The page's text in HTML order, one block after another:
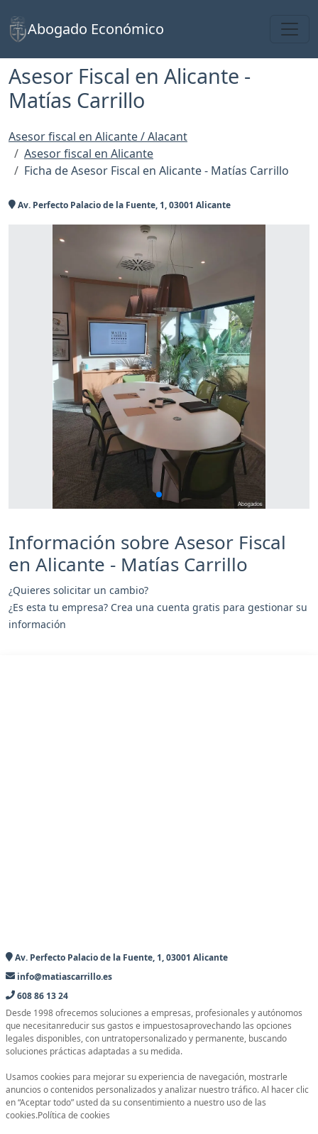
Abogado Económico
Asesor Fiscal en Alicante -
Matías Carrillo
Asesor fiscal en Alicante / Alacant
Asesor fiscal en Alicante
Ficha de Asesor Fiscal en Alicante - Matías Carrillo
Av. Perfecto Palacio de la Fuente, 1, 03001 Alicante
Información sobre Asesor Fiscal
en Alicante - Matías Carrillo
¿Quieres solicitar un cambio?
¿Es esta tu empresa? Crea una cuenta gratis para gestionar su
información
Av. Perfecto Palacio de la Fuente, 1, 03001 Alicante
info@matiascarrillo.es
608 86 13 24
Desde 1998 ofrecemos soluciones a empresas, profesionales y autónomos
que necesitanreducir sus gastos e impuestosaprovechando las opciones
legales disponibles, con untratopersonalizado y permanente, buscando
soluciones prácticas adaptadas a su medida.
Usamos cookies para mejorar su experiencia de navegación, mostrarle
anuncios o contenidos personalizados y analizar nuestro tráfico. Al hacer clic
en “Aceptar todo” usted da su consentimiento a nuestro uso de las
cookies.Política de cookies